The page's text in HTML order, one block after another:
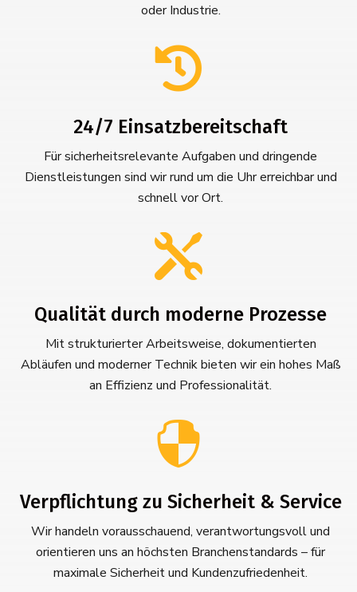
oder Industrie.

24/7 Einsatzbereitschaft
Für sicherheitsrelevante Aufgaben und dringende
Dienstleistungen sind wir rund um die Uhr erreichbar und
schnell vor Ort.

Qualität durch moderne Prozesse
Mit strukturierter Arbeitsweise, dokumentierten
Abläufen und moderner Technik bieten wir ein hohes Maß
an Effizienz und Professionalität.

Verpflichtung zu Sicherheit & Service
Wir handeln vorausschauend, verantwortungsvoll und
orientieren uns an höchsten Branchenstandards – für
maximale Sicherheit und Kundenzufriedenheit.